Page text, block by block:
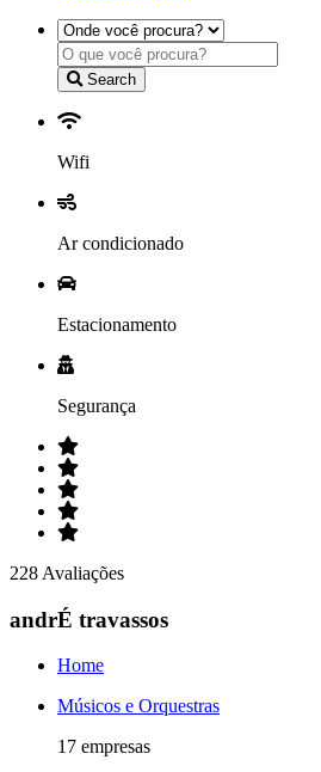
Search
Wifi
Ar condicionado
Estacionamento
Segurança
228 Avaliações
andrÉ travassos
Home
Músicos e Orquestras
17 empresas